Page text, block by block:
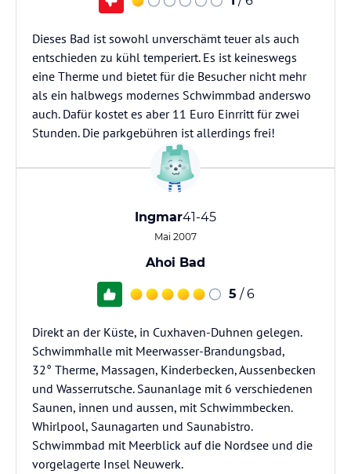
Dieses Bad ist sowohl unverschämt teuer als auch
entschieden zu kühl temperiert. Es ist keineswegs
eine Therme und bietet für die Besucher nicht mehr
als ein halbwegs modernes Schwimmbad anderswo
auch. Dafür kostet es aber 11 Euro Einrritt für zwei
Stunden. Die parkgebühren ist allerdings frei!
Ingmar41-45
Mai 2007
Ahoi Bad
5 / 6
Direkt an der Küste, in Cuxhaven-Duhnen gelegen.
Schwimmhalle mit Meerwasser-Brandungsbad,
32° Therme, Massagen, Kinderbecken, Aussenbecken
und Wasserrutsche. Saunanlage mit 6 verschiedenen
Saunen, innen und aussen, mit Schwimmbecken.
Whirlpool, Saunagarten und Saunabistro.
Schwimmbad mit Meerblick auf die Nordsee und die
vorgelagerte Insel Neuwerk.